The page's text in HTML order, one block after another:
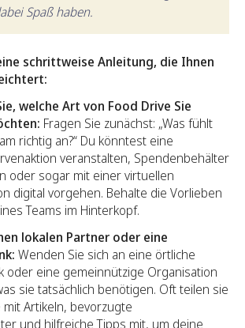
Spaß haben.
schrittweise Anleitung, die Ihnen
welche Art von Food Drive Sie
Fragen Sie zunächst: „Was fühlt
richtig an?“ Du könntest eine
veranstalten, Spendenbehälter
oder sogar mit einer virtuellen
digital vorgehen. Behalte die Vorlieben
Teams im Hinterkopf.
lokalen Partner oder eine
Wenden Sie sich an eine örtliche
oder eine gemeinnützige Organisation
sie tatsächlich benötigen. Oft teilen sie
Artikeln, bevorzugte
und hilfreiche Tipps mit, um deine